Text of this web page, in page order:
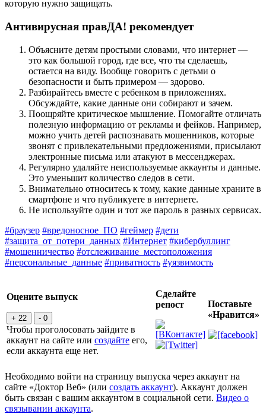
которую нужно защищать.
Антивирусная правДА! рекомендует
Объясните детям простыми словами, что интернет —
это как большой город, где все, что ты сделаешь,
остается на виду. Вообще говорить с детьми о
безопасности и быть примером — здорово.
Разбирайтесь вместе с ребенком в приложениях.
Обсуждайте, какие данные они собирают и зачем.
Поощряйте критическое мышление. Помогайте отличать
полезную информацию от рекламы и фейков. Например,
можно учить детей распознавать мошенников, которые
звонят с привлекательными предложениями, присылают
электронные письма или атакуют в мессенджерах.
Регулярно удаляйте неиспользуемые аккаунты и данные.
Это уменьшит количество следов в сети.
Внимательно относитесь к тому, какие данные храните в
смартфоне и что публикуете в интернете.
Не используйте один и тот же пароль в разных сервисах.
#браузер #вредоносное_ПО #геймер #дети
#защита_от_потери_данных #Интернет #кибербуллинг
#мошенничество #отслеживание_местоположения
#персональные_данные #приватность #уязвимость
Оцените выпуск
+ 22 - 0
Чтобы проголосовать зайдите в
аккаунт на сайте или создайте его,
если аккаунта еще нет.
Сделайте
репост
Поставьте
«Нравится»
Необходимо войти на страницу выпуска через аккаунт на
сайте «Доктор Веб» (или создать аккаунт). Аккаунт должен
быть связан с вашим аккаунтом в социальной сети. Видео о
связывании аккаунта.